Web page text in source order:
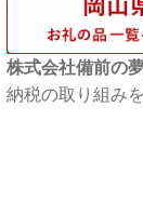
株式会社備前の
納税の取り組み